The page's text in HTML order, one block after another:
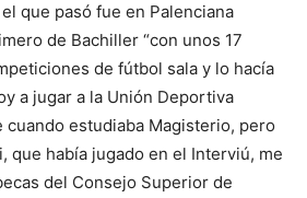
que pasó fue en Palenciana
de Bachiller “con unos 17
de fútbol sala y lo hacía
a jugar a la Unión Deportiva
estudiaba Magisterio, pero
que había jugado en el Interviú, me
del Consejo Superior de